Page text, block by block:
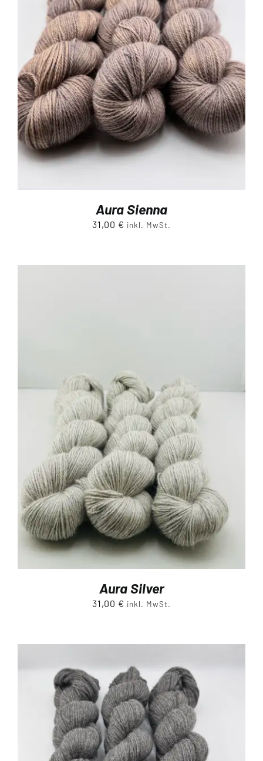
Aura Sienna
31,00 € inkl. MwSt.
Aura Silver
31,00 € inkl. MwSt.